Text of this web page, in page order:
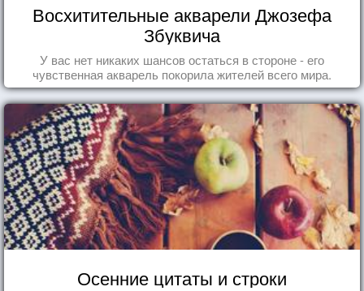
Восхитительные акварели Джозефа
Збуквича
У вас нет никаких шансов остаться в стороне - его
чувственная акварель покорила жителей всего мира.
Осенние цитаты и строки